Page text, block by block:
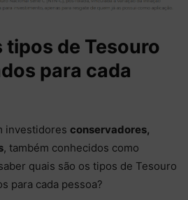
tipos de Tesouro
para cada
investidores conservadores,
, também conhecidos como
quais são os tipos de Tesouro
para cada pessoa?